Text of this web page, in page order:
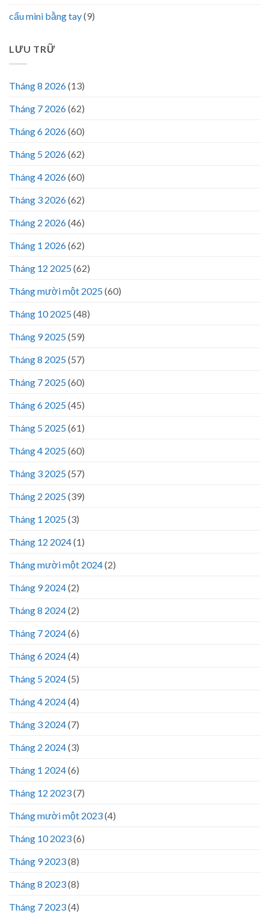
cẩu mini bằng tay(9)
LƯU TRỮ
Tháng 8 2026(13)
Tháng 7 2026(62)
Tháng 6 2026(60)
Tháng 5 2026(62)
Tháng 4 2026(60)
Tháng 3 2026(62)
Tháng 2 2026(46)
Tháng 1 2026(62)
Tháng 12 2025(62)
Tháng mười một 2025(60)
Tháng 10 2025(48)
Tháng 9 2025(59)
Tháng 8 2025(57)
Tháng 7 2025(60)
Tháng 6 2025(45)
Tháng 5 2025(61)
Tháng 4 2025(60)
Tháng 3 2025(57)
Tháng 2 2025(39)
Tháng 1 2025(3)
Tháng 12 2024(1)
Tháng mười một 2024(2)
Tháng 9 2024(2)
Tháng 8 2024(2)
Tháng 7 2024(6)
Tháng 6 2024(4)
Tháng 5 2024(5)
Tháng 4 2024(4)
Tháng 3 2024(7)
Tháng 2 2024(3)
Tháng 1 2024(6)
Tháng 12 2023(7)
Tháng mười một 2023(4)
Tháng 10 2023(6)
Tháng 9 2023(8)
Tháng 8 2023(8)
Tháng 7 2023(4)